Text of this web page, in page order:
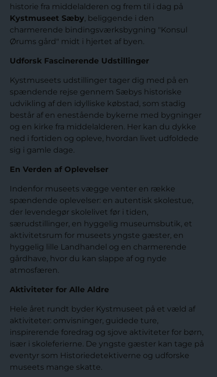
historie fra middelalderen og frem til i dag på
Kystmuseet Sæby, beliggende i den
charmerende bindingsværksbygning "Konsul
Ørums gård" midt i hjertet af byen.
Udforsk Fascinerende Udstillinger
Kystmuseets udstillinger tager dig med på en
spændende rejse gennem Sæbys historiske
udvikling af den idylliske købstad, som stadig
består af en enestående bykerne med bygninger
og en kirke fra middelalderen. Her kan du dykke
ned i fortiden og opleve, hvordan livet udfoldede
sig i gamle dage.
En Verden af Oplevelser
Indenfor museets vægge venter en række
spændende oplevelser: en autentisk skolestue,
der levendegør skolelivet før i tiden,
særudstillinger, en hyggelig museumsbutik, et
aktivitetsrum for museets yngste gæster, en
hyggelig lille Landhandel og en charmerende
gårdhave, hvor du kan slappe af og nyde
atmosfæren.
Aktiviteter for Alle Aldre
Hele året rundt byder Kystmuseet på et væld af
aktiviteter: omvisninger, guidede ture,
inspirerende foredrag og sjove aktiviteter for børn,
især i skoleferierne. De yngste gæster kan tage på
eventyr som Historiedetektiverne og udforske
museets mange skatte.